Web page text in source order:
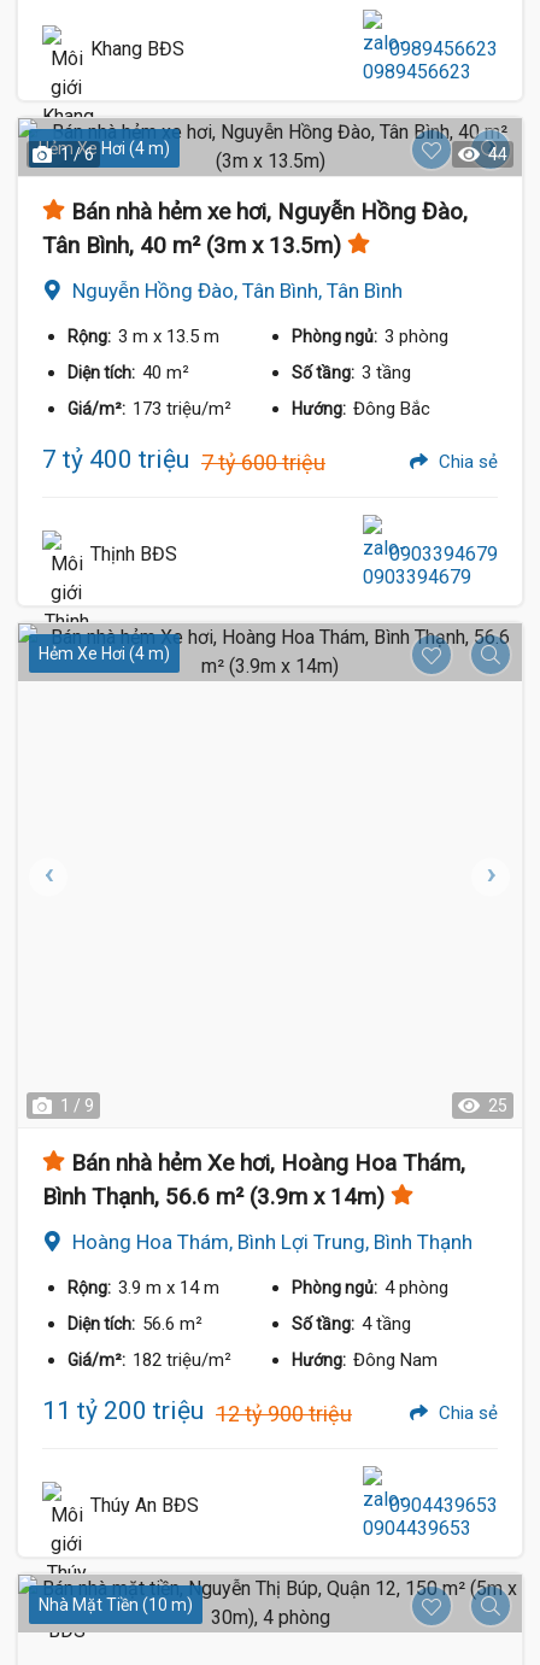
Khang BĐS 0989456623
Hẻm Xe Hơi (4 m)
1 / 6 44
Bán nhà hẻm xe hơi, Nguyễn Hồng Đào,
Tân Bình, 40 m² (3m x 13.5m)
Nguyễn Hồng Đào, Tân Bình, Tân Bình
Rộng: 3 m x 13.5 m Phòng ngủ: 3 phòng
Diện tích: 40 m² Số tầng: 3 tầng
Giá/m²: 173 triệu/m² Hướng: Đông Bắc
7 tỷ 400 triệu 7 tỷ 600 triệu Chia sẻ
Thịnh BĐS 0903394679
Hẻm Xe Hơi (4 m)
1 / 9 25
Bán nhà hẻm Xe hơi, Hoàng Hoa Thám,
Bình Thạnh, 56.6 m² (3.9m x 14m)
Hoàng Hoa Thám, Bình Lợi Trung, Bình Thạnh
Rộng: 3.9 m x 14 m Phòng ngủ: 4 phòng
Diện tích: 56.6 m² Số tầng: 4 tầng
Giá/m²: 182 triệu/m² Hướng: Đông Nam
11 tỷ 200 triệu 12 tỷ 900 triệu Chia sẻ
Thúy An BĐS 0904439653
Nhà Mặt Tiền (10 m)